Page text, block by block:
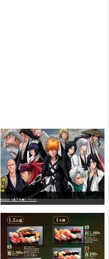
BLEACH（全７４巻）?!!!!!